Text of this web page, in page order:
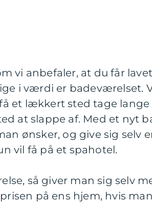
vi anbefaler, at du får
i værdi er badeværelset.
et lækkert sted tage lange
at slappe af. Med et nyt
ønsker, og give sig selv
vil få på et spahotel.
så giver man sig selv
på ens hjem, hvis